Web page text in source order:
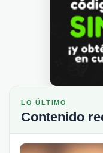
LO ÚLTIMO
Contenido